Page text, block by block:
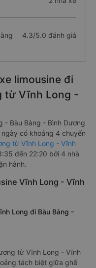
4.3/5.0 đánh giá
limousine đi
từ Vĩnh Long -
- Bàu Bàng - Bình Dương
có khoảng 4 chuyến
từ Vĩnh Long - Vĩnh
đến 22:20 bởi 4 nhà
hành.
Vĩnh Long - Vĩnh
Long đi Bàu Bàng -
từ Vĩnh Long - Vĩnh
tách biệt giữa ghế